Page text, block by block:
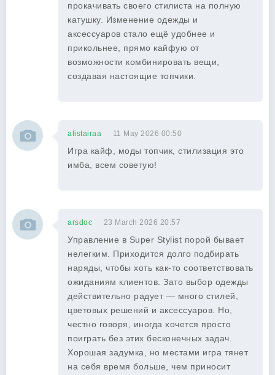
прокачивать своего стилиста на полную
катушку. Изменение одежды и
аксессуаров стало ещё удобнее и
прикольнее, прямо кайфую от
возможности комбинировать вещи,
создавая настоящие топчики.
alistairaa 11 May 2026 00:50
Игра кайф, моды топчик, стилизация это
имба, всем советую!
arsdoc 23 March 2026 20:57
Управление в Super Stylist порой бывает
нелегким. Приходится долго подбирать
наряды, чтобы хоть как-то соответствовать
ожиданиям клиентов. Зато выбор одежды
действительно радует — много стилей,
цветовых решений и аксессуаров. Но,
честно говоря, иногда хочется просто
поиграть без этих бесконечных задач.
Хорошая задумка, но местами игра тянет
на себя время больше, чем приносит